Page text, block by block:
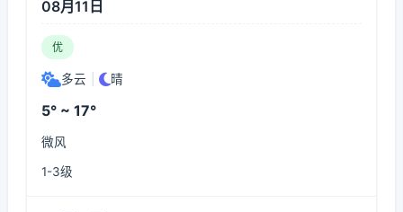
08月11日
优
多云 晴
5° ~ 17°
微风
1-3级